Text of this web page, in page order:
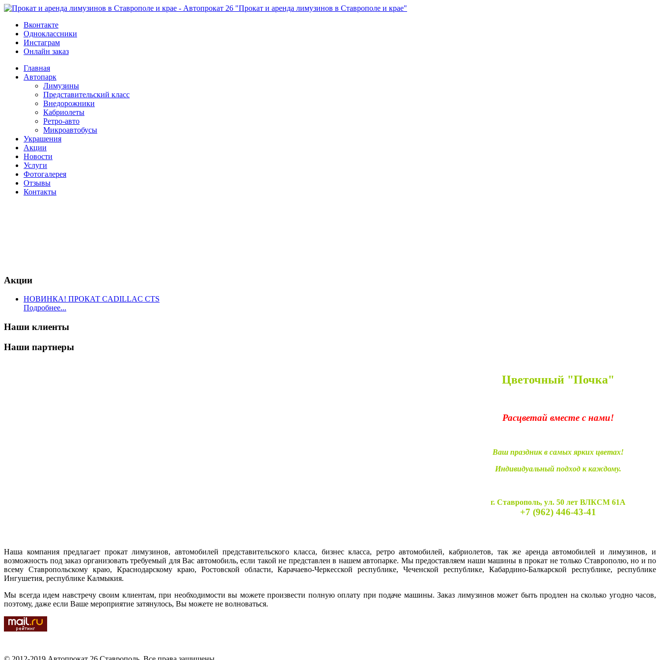
"Прокат и аренда лимузинов в Ставрополе и крае"
Вконтакте
Одноклассники
Инстаграм
Онлайн заказ
Главная
Автопарк
Лимузины
Представительский класс
Внедорожники
Кабриолеты
Ретро-авто
Микроавтобусы
Украшения
Акции
Новости
Услуги
Фотогалерея
Отзывы
­Контакты
Акции
НОВИНКА! ПРОКАТ CADILLAC CTS
Подробнее...
Наши клиенты
Наши партнеры
Цветочный "Почка"
Расцветай вместе с нами!
Ваш праздник в самых ярких цветах!
Индивидуальный подход к каждому.
г. Ставрополь, ул. 50 лет ВЛКСМ 61А
+7 (962) 446-43-41
Наша компания предлагает прокат лимузинов, автомобилей представительского класса, бизнес класса, ретро автомобилей, кабриолетов, так же аренда автомобилей и лимузинов, и
возможность под заказ организовать требуемый для Вас автомобиль, если такой не представлен в нашем автопарке. Мы предоставляем наши машины в прокат не только Ставрополю, но и по
всему Ставропольскому краю, Краснодарскому краю, Ростовской области, Карачаево-Черкесской республике, Чеченской республике, Кабардино-Балкарской республике, республике
Ингушетия, республике Калмыкия.
Мы всегда идем навстречу своим клиентам, при необходимости вы можете произвести полную оплату при подаче машины. Заказ лимузинов может быть продлен на сколько угодно часов,
поэтому, даже если Ваше мероприятие затянулось, Вы можете не волноваться.